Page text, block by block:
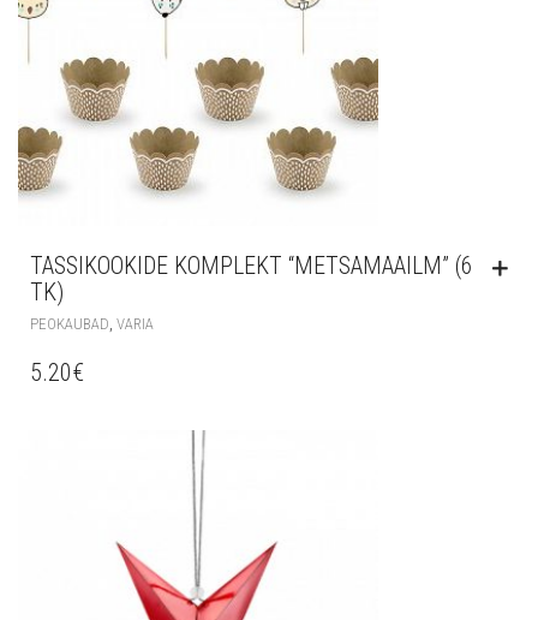
TASSIKOOKIDE KOMPLEKT “METSAMAAILM” (6
TK)
PEOKAUBAD VARIA
5.20€